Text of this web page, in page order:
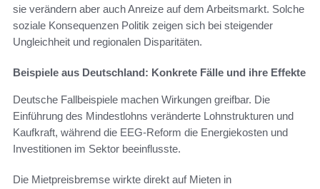
sie verändern aber auch Anreize auf dem Arbeitsmarkt. Solche
soziale Konsequenzen Politik zeigen sich bei steigender
Ungleichheit und regionalen Disparitäten.
Beispiele aus Deutschland: Konkrete Fälle und ihre Effekte
Deutsche Fallbeispiele machen Wirkungen greifbar. Die
Einführung des Mindestlohns veränderte Lohnstrukturen und
Kaufkraft, während die EEG-Reform die Energiekosten und
Investitionen im Sektor beeinflusste.
Die Mietpreisbremse wirkte direkt auf Mieten in